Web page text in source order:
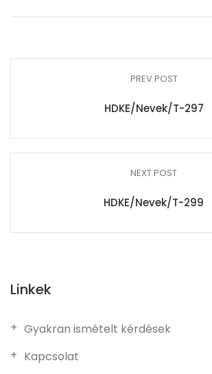
PREV POST
HDKE/Nevek/T-297
NEXT POST
HDKE/Nevek/T-299
Linkek
Gyakran ismételt kérdések
Kapcsolat